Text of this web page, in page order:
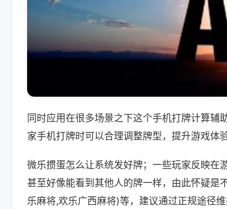
同时应用在很多场景之下这个手机打牌计算辅
家手机打牌时可以合理调整牌型，提升游戏体
微乐掼蛋怎么让系统发好牌；一些玩家反映在
甚至好像能看到其他人的牌一样，由此怀疑是
乐麻将,欢乐广西麻将)等，建议通过正规途径维